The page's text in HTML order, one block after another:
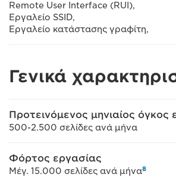
Remote User Interface (RUI),
Εργαλείο SSID,
Εργαλείο κατάστασης γραφίτη,
Γενικά
Προτεινόμενος μηνιαίος όγκος
500-2.500 σελίδες ανά μήνα
Φόρτος εργασίας
Μέγ. 15.000 σελίδες ανά μήνα8